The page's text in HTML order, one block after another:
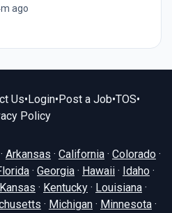
ago
Us• Login• Post a Job•TOS•
Policy
· Arkansas · California · Colorado ·
· Georgia · Hawaii · Idaho ·
Kansas · Kentucky · Louisiana ·
· Michigan · Minnesota ·